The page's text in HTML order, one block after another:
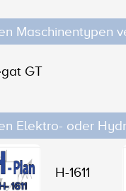
Maschinentypen
GT
Elektro- oder
H-1611